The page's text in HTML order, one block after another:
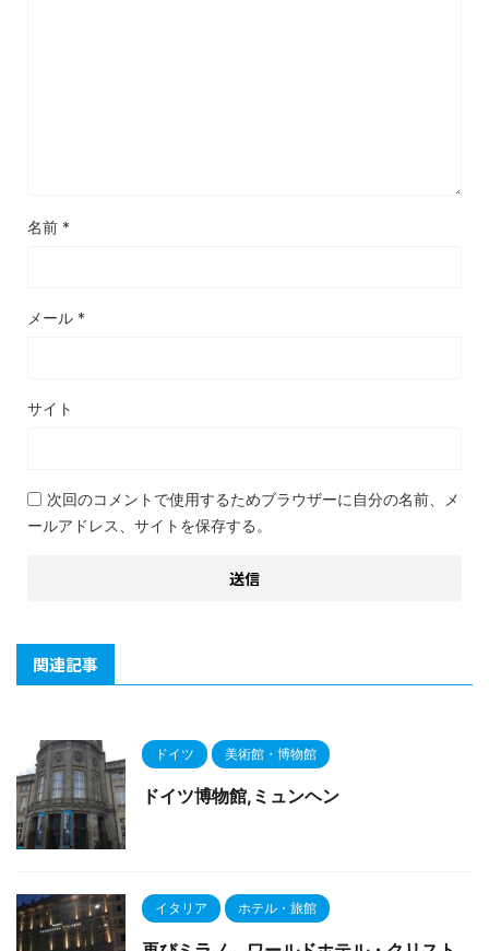
名前 *
メール *
サイト
次回のコメントで使用するためブラウザーに自分の名前、メ
ールアドレス、サイトを保存する。
関連記事
ドイツ 美術館・博物館
ドイツ博物館,ミュンヘン
イタリア ホテル・旅館